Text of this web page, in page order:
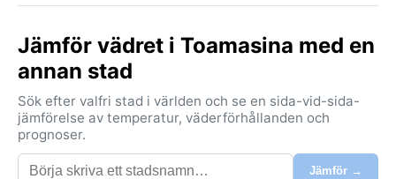
Jämför vädret i Toamasina med en
annan stad
Sök efter valfri stad i världen och se en sida-vid-sida-
jämförelse av temperatur, väderförhållanden och
prognoser.
Jämför →